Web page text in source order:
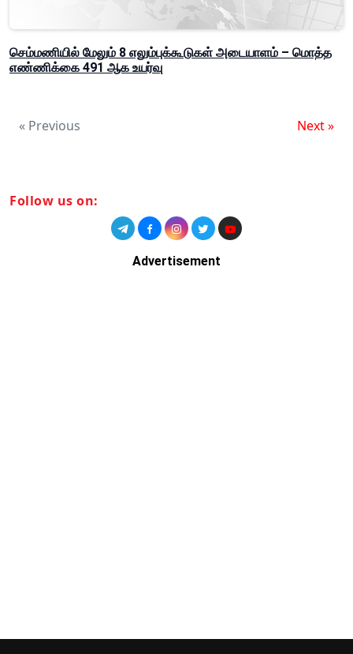
செம்மணியில் மேலும் 8 எலும்புக்கூடுகள் அடையாளம் – மொத்த
எண்ணிக்கை 491 ஆக உயர்வு
« Previous Next »
Follow us on:
Advertisement